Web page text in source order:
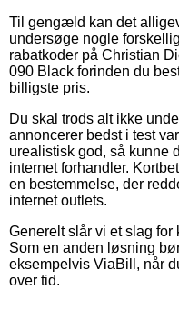
Til gengæld kan det
undersøge nogle
rabatkoder på Christian
090 Black forinden du
billigste pris.
Du skal trods alt ikke
annoncerer bedst i test
urealistisk god, så kunne
internet forhandler.
en bestemmelse, der
internet outlets.
Generelt slår vi et slag
Som en anden løsning
eksempelvis ViaBill, når
over tid.